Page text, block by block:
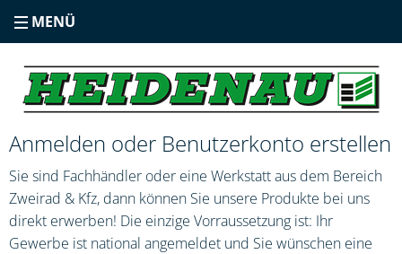
MENÜ
Anmelden oder Benutzerkonto erstellen
Sie sind Fachhändler oder eine Werkstatt aus dem Bereich
Zweirad & Kfz, dann können Sie unsere Produkte bei uns
direkt erwerben! Die einzige Vorraussetzung ist: Ihr
Gewerbe ist national angemeldet und Sie wünschen eine